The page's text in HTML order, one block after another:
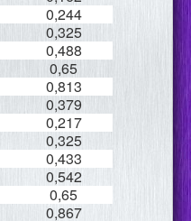
0,244
0,325
0,488
0,65
0,813
0,379
0,217
0,325
0,433
0,542
0,65
0,867